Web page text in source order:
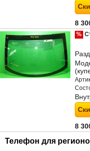
8
%
8
Телефон для